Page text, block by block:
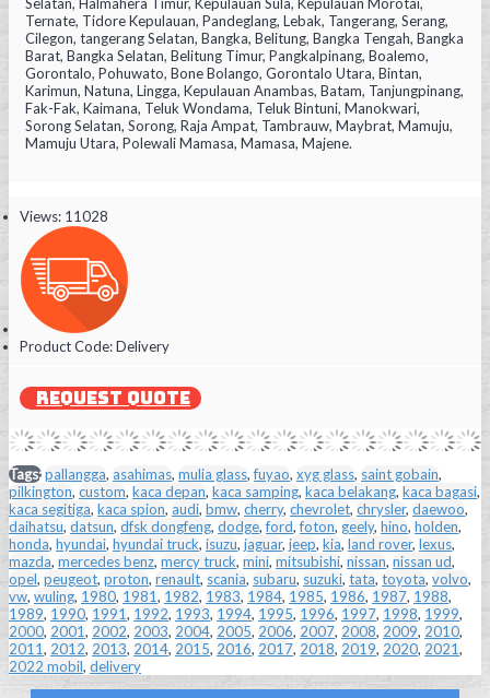
Ternate, Tidore Kepulauan, Pandeglang, Lebak, Tangerang, Serang,
Cilegon, tangerang Selatan, Bangka, Belitung, Bangka Tengah, Bangka
Barat, Bangka Selatan, Belitung Timur, Pangkalpinang, Boalemo,
Gorontalo, Pohuwato, Bone Bolango, Gorontalo Utara, Bintan,
Karimun, Natuna, Lingga, Kepulauan Anambas, Batam, Tanjungpinang,
Fak-Fak, Kaimana, Teluk Wondama, Teluk Bintuni, Manokwari,
Sorong Selatan, Sorong, Raja Ampat, Tambrauw, Maybrat, Mamuju,
Mamuju Utara, Polewali Mamasa, Mamasa, Majene.
Views: 11028
Product Code:Delivery
REQUEST QUOTE
Tags:pallangga, asahimas, mulia glass,fuyao, xyg glass, saint gobain,
pilkington, custom, kaca depan, kaca samping, kaca belakang, kaca bagasi,
kaca segitiga, kaca spion, audi, bmw, cherry, chevrolet, chrysler, daewoo,
daihatsu, datsun, dfsk dongfeng, dodge,ford,foton, geely, hino, holden,
honda, hyundai, hyundai truck, isuzu, jaguar, jeep, kia, land rover, lexus,
mazda, mercedes benz, mercy truck, mini, mitsubishi, nissan, nissan ud,
opel, peugeot, proton, renault, scania, subaru, suzuki, tata, toyota, volvo,
vw, wuling, 1980, 1981, 1982, 1983, 1984, 1985, 1986, 1987, 1988,
1989, 1990, 1991, 1992, 1993, 1994, 1995, 1996, 1997, 1998, 1999,
2000, 2001, 2002, 2003, 2004, 2005, 2006, 2007, 2008, 2009, 2010,
2011, 2012, 2013, 2014, 2015, 2016, 2017, 2018, 2019, 2020, 2021,
2022 mobil, delivery